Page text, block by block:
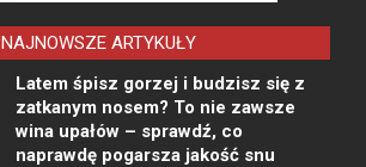
NAJNOWSZE ARTYKUŁY
Latem śpisz gorzej i budzisz się z
zatkanym nosem? To nie zawsze
wina upałów – sprawdź, co
naprawdę pogarsza jakość snu